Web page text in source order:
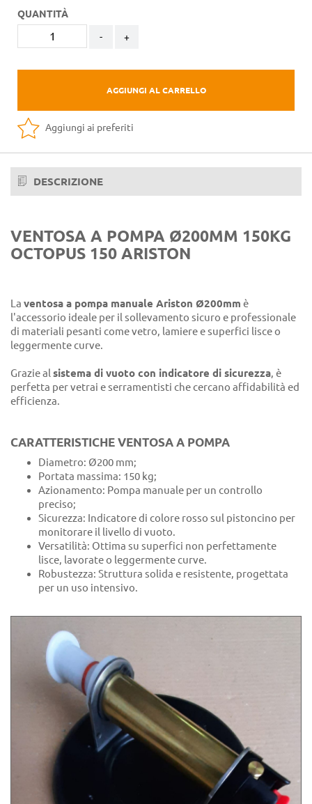
QUANTITÀ
- +
AGGIUNGI AL CARRELLO
Aggiungi ai preferiti
DESCRIZIONE
VENTOSA A POMPA Ø200MM 150KG
OCTOPUS 150 ARISTON
La ventosa a pompa manuale Ariston Ø200mm è
l'accessorio ideale per il sollevamento sicuro e professionale
di materiali pesanti come vetro, lamiere e superfici lisce o
leggermente curve.
Grazie al sistema di vuoto con indicatore di sicurezza, è
perfetta per vetrai e serramentisti che cercano affidabilità ed
efficienza.
CARATTERISTICHE VENTOSA A POMPA
Diametro: Ø200 mm;
Portata massima: 150 kg;
Azionamento: Pompa manuale per un controllo
preciso;
Sicurezza: Indicatore di colore rosso sul pistoncino per
monitorare il livello di vuoto.
Versatilità: Ottima su superfici non perfettamente
lisce, lavorate o leggermente curve.
Robustezza: Struttura solida e resistente, progettata
per un uso intensivo.